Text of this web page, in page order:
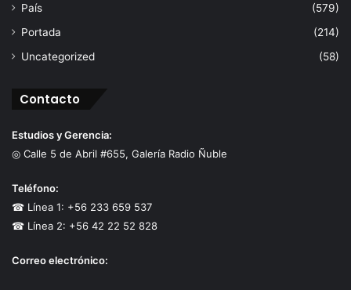
País
(579)
Portada
(214)
Uncategorized
(58)
Contacto
Estudios y Gerencia:
◎ Calle 5 de Abril #655, Galería Radio Ñuble
Teléfono:
☎ Línea 1: +56 233 659 537
☎ Línea 2: +56 42 22 52 828
Correo electrónico: